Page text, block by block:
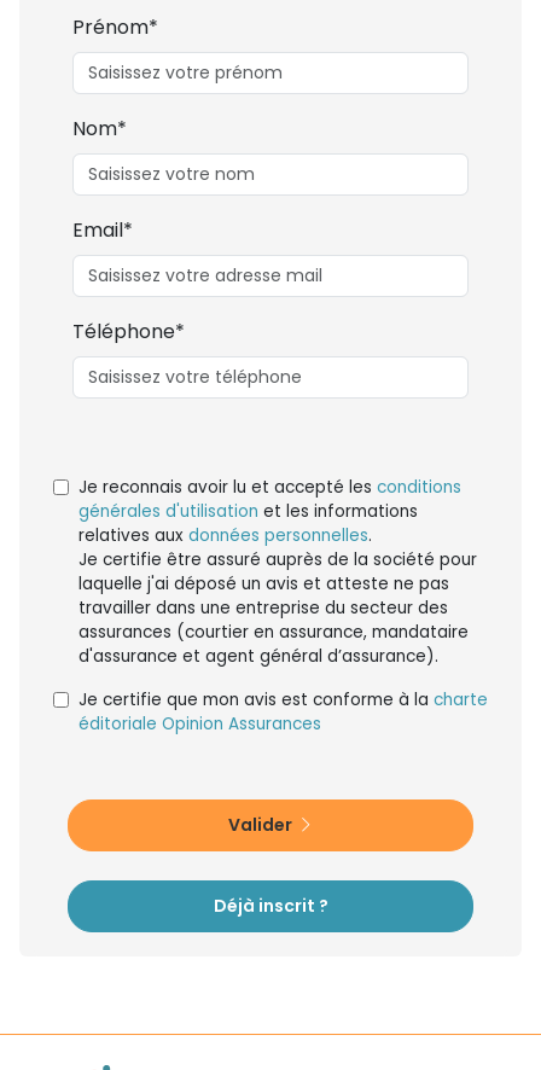
Prénom*
Nom*
Email*
Téléphone*
Je reconnais avoir lu et accepté les conditions
générales d'utilisation et les informations
relatives aux données personnelles.
Je certifie être assuré auprès de la société pour
laquelle j'ai déposé un avis et atteste ne pas
travailler dans une entreprise du secteur des
assurances (courtier en assurance, mandataire
d'assurance et agent général d’assurance).
Je certifie que mon avis est conforme à la charte
éditoriale Opinion Assurances
Valider
Déjà inscrit ?